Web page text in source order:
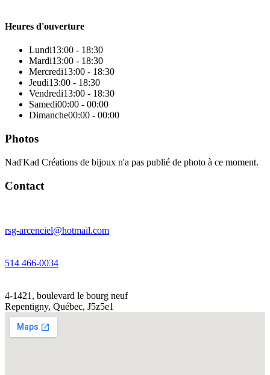
Heures d'ouverture
Lundi13:00 - 18:30
Mardi13:00 - 18:30
Mercredi13:00 - 18:30
Jeudi13:00 - 18:30
Vendredi13:00 - 18:30
Samedi00:00 - 00:00
Dimanche00:00 - 00:00
Photos
Nad'Kad Créations de bijoux n'a pas publié de photo à ce moment.
Contact
rsg-arcenciel@hotmail.com
514 466-0034
4-1421, boulevard le bourg neuf
Repentigny, Québec, J5z5e1